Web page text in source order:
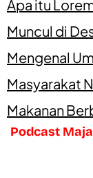
Apa itu
Muncul di
Mengenal
Masyarakat
Makanan
Podcast